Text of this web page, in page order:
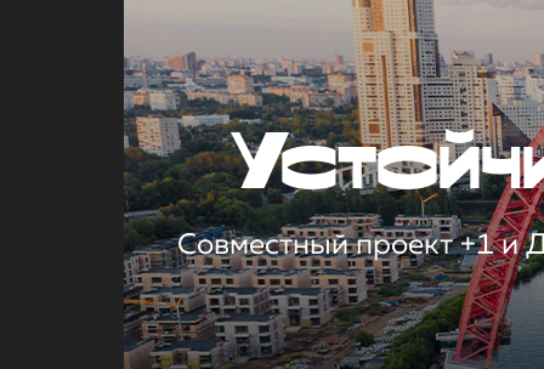
Совместный проект +1 и